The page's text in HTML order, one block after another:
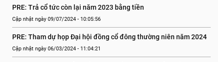
PRE: Trả cổ tức còn lại năm 2023 bằng tiền
Cập nhật ngày 09/07/2024 - 10:05:56
PRE: Tham dự họp Đại hội đồng cổ đông thường niên năm 2024
Cập nhật ngày 06/03/2024 - 11:04:21